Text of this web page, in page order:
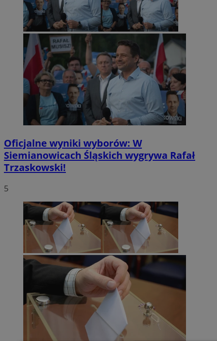
Oficjalne wyniki wyborów: W
Siemianowicach Śląskich wygrywa Rafał
Trzaskowski!
5